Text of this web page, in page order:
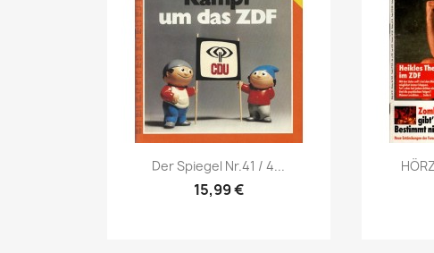
Vorschau
Der Spiegel Nr.41 / 4...
15,99 €